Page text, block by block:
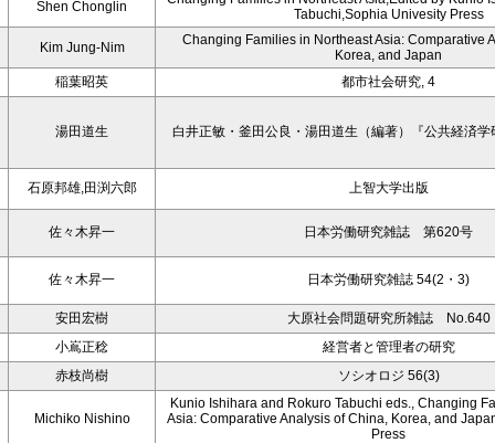
Shen Chonglin
Tabuchi,Sophia Univesity Press
Kim Jung-Nim
Changing Families in Northeast Asia: Comparative
Korea, and Japan
稲葉昭英 都市社会研究, 4
湯田道生 白井正敏・釜田公良・湯田道生（編著）『公共経済
石原邦雄,田渕六郎 上智大学出版
佐々木昇一 日本労働研究雑誌 第620号
佐々木昇一 日本労働研究雑誌 54(2・3)
安田宏樹 大原社会問題研究所雑誌 No.640
小嶌正稔 経営者と管理者の研究
赤枝尚樹 ソシオロジ 56(3)
Michiko Nishino
Kunio Ishihara and Rokuro Tabuchi eds., Changing
Asia: Comparative Analysis of China, Korea, and
Press